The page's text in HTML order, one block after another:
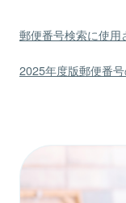
郵便番号検索に使用
2025年度版郵便番